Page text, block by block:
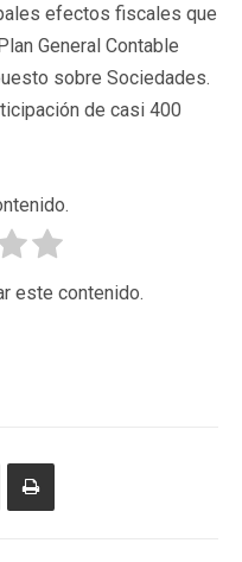
efectos fiscales que
General Contable
sobre Sociedades.
de casi 400
este contenido.